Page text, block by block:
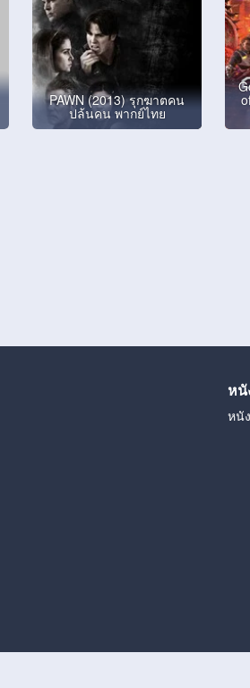
PAWN (2013) รุกฆาตคน
ปล้นคน พากย์ไทย
หนั
หนั